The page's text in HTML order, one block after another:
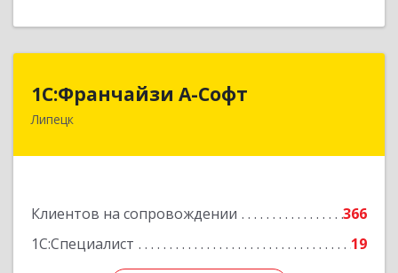
1С:Франчайзи А-Софт
Липецк
Клиентов на сопровождении
366
1С:Специалист
19
1С:Франчайзи А-Софт
398059, Липецкая обл, Липецк г, Фрунзе ул,